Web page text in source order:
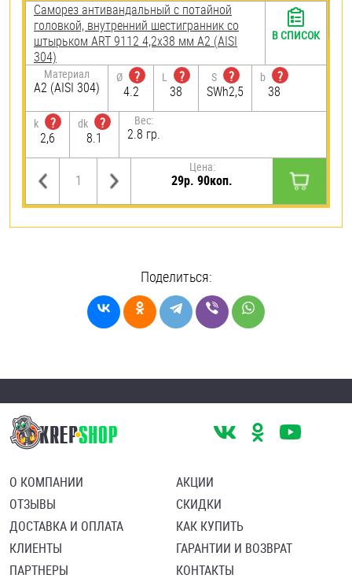
Саморез антивандальный с потайной
головкой, внутренний шестигранник со
штырьком ART 9112 4,2х38 мм А2 (AISI
304)
Материал
А2 (AISI 304)
Ø
?
4.2
L
?
38
S
?
SWh2,5
b
?
38
k
?
2,6
dk
?
8.1
Вес:
2.8 гр.
Цена:
29р. 90коп.
В СПИСОК
Поделиться:
О КОМПАНИИ
ОТЗЫВЫ
ДОСТАВКА И ОПЛАТА
КЛИЕНТЫ
ПАРТНЕРЫ
АКЦИИ
СКИДКИ
КАК КУПИТЬ
ГАРАНТИИ И ВОЗВРАТ
КОНТАКТЫ